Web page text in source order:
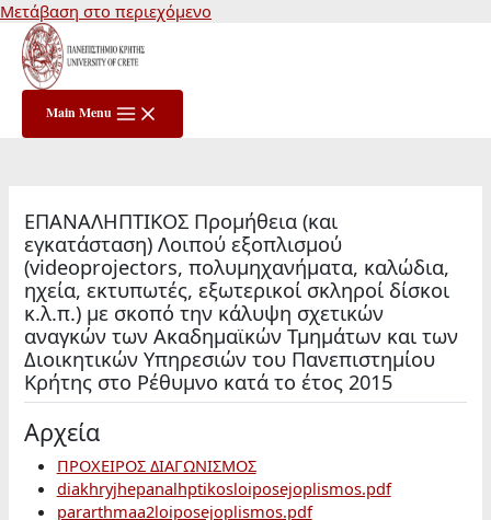
Μετάβαση στο περιεχόμενο
Main Menu
ΕΠΑΝΑΛΗΠΤΙΚΟΣ Προμήθεια (και
εγκατάσταση) Λοιπού εξοπλισμού
(videoprojectors, πολυμηχανήματα, καλώδια,
ηχεία, εκτυπωτές, εξωτερικοί σκληροί δίσκοι
κ.λ.π.) με σκοπό την κάλυψη σχετικών
αναγκών των Ακαδημαϊκών Τμημάτων και των
Διοικητικών Υπηρεσιών του Πανεπιστημίου
Κρήτης στο Ρέθυμνο κατά το έτος 2015
Αρχεία
ΠΡΟΧΕΙΡΟΣ ΔΙΑΓΩΝΙΣΜΟΣ
diakhryjhepanalhptikosloiposejoplismos.pdf
pararthmaa2loiposejoplismos.pdf